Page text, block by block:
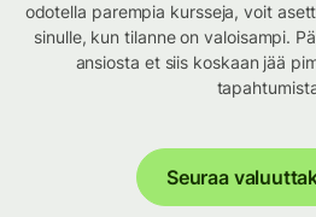
odotella parempia kursseja, voit
sinulle, kun tilanne on valoisampi.
ansiosta et siis koskaan jää
Seuraa